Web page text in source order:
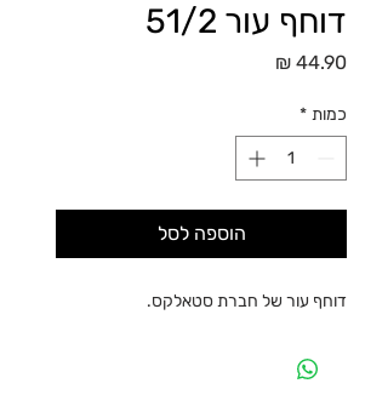
דוחף עור 51/2
כמות *
הוספה לסל
דוחף עור של חברת סטאלקס.